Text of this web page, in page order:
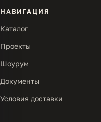
НАВИГАЦИЯ
Каталог
Проекты
Шоурум
Документы
Условия доставки